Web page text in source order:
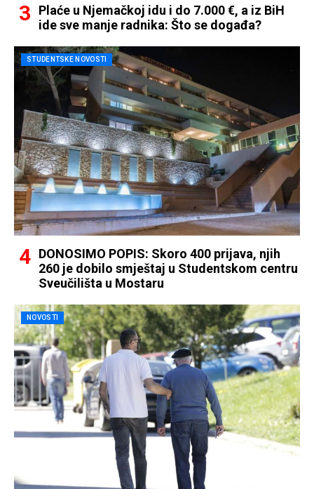
Plaće u Njemačkoj idu i do 7.000 €, a iz BiH
ide sve manje radnika: Što se događa?
STUDENTSKE NOVOSTI
DONOSIMO POPIS: Skoro 400 prijava, njih
260 je dobilo smještaj u Studentskom centru
Sveučilišta u Mostaru
NOVOSTI